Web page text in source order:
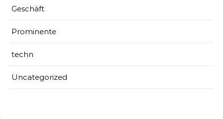
Geschäft
Prominente
techn
Uncategorized